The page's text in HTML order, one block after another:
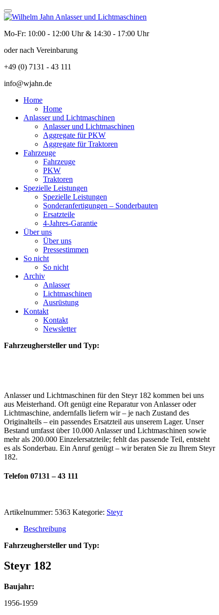
Mo-Fr: 10:00 - 12:00 Uhr & 14:30 - 17:00 Uhr
oder nach Vereinbarung
+49 (0) 7131 - 43 111
info@wjahn.de
Home
Home
Anlasser und Lichtmaschinen
Anlasser und Lichtmaschinen
Aggregate für PKW
Aggregate für Traktoren
Fahrzeuge
Fahrzeuge
PKW
Traktoren
Spezielle Leistungen
Spezielle Leistungen
Sonderanfertigungen – Sonderbauten
Ersatzteile
4-Jahres-Garantie
Über uns
Über uns
Pressestimmen
So nicht
So nicht
Archiv
Anlasser
Lichtmaschinen
Ausrüstung
Kontakt
Kontakt
Newsletter
Fahrzeughersteller und Typ:
Anlasser und Lichtmaschinen für den Steyr 182 kommen bei uns
aus Meisterhand. Oft genügt eine Reparatur von Anlasser oder
Lichtmaschine, andernfalls liefern wir – je nach Zustand des
Originalteils – ein passendes Ersatzteil aus unserem Lager. Unser
Bestand umfasst über 10.000 Anlasser und Lichtmaschinen sowie
mehr als 200.000 Einzelersatzteile; fehlt das passende Teil, entsteht
es als Sonderbau. Ein Anruf genügt – wir beraten Sie zu Ihrem Steyr
182.
Telefon 07131 – 43 111
Artikelnummer: 5363 Kategorie: Steyr
Beschreibung
Fahrzeughersteller und Typ:
Steyr 182
Baujahr:
1956-1959